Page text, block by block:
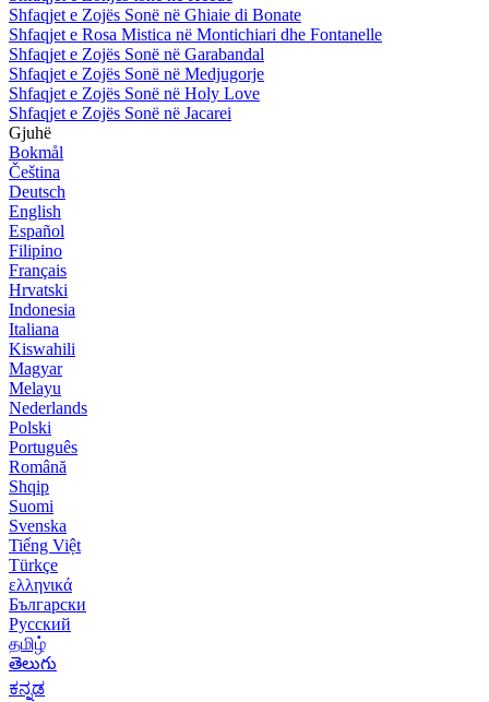
Shfaqjet e Zojës Sonë në Ghiaie di Bonate
Shfaqjet e Rosa Mistica në Montichiari dhe Fontanelle
Shfaqjet e Zojës Sonë në Garabandal
Shfaqjet e Zojës Sonë në Medjugorje
Shfaqjet e Zojës Sonë në Holy Love
Shfaqjet e Zojës Sonë në Jacarei
Gjuhë
Bokmål
Čeština
Deutsch
English
Español
Filipino
Français
Hrvatski
Indonesia
Italiana
Kiswahili
Magyar
Melayu
Nederlands
Polski
Português
Română
Shqip
Suomi
Svenska
Tiếng Việt
Türkçe
ελληνικά
Български
Русский
தமிழ்
తెలుగు
ಕನ್ನಡ